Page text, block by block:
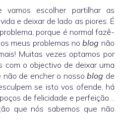
escolher partilhar as
e deixar de lado as piores. É
porque é normal fazê-
meus problemas no blog não
Muitas vezes optamos por
com o objectivo de deixar uma
não de encher o nosso blog de
se isto vos ofende, há
de felicidade e perfeição…
que nós sabemos que não